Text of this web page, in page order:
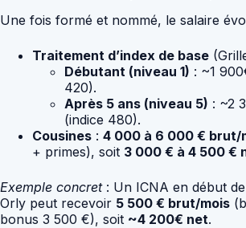
Une fois formé et nommé, le salaire
Traitement d’index de base
Débutant (niveau 1) : ~1
420).
Après 5 ans (niveau 5) : ~2
(indice 480).
Cousines : 4 000 à 6 000 € brut/
+ primes), soit 3 000 € à 4 500 €
Exemple concret: Un ICNA en début
Orly peut recevoir 5 500 € brut/mois
bonus 3 500 €), soit ~4 200€ net.